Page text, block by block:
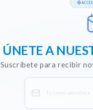
ÚNETE A
Suscríbete para recibir